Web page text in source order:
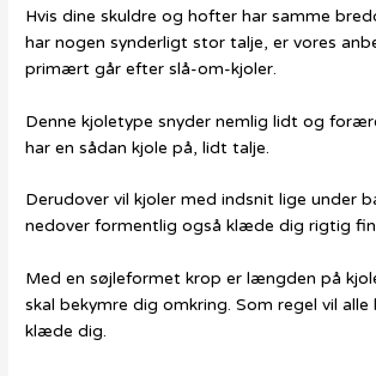
Hvis dine skuldre og hofter har samme
har nogen synderligt stor talje, er vores
primært går efter slå-om-kjoler.
Denne kjoletype snyder nemlig lidt og
har en sådan kjole på, lidt talje.
Derudover vil kjoler med indsnit lige under
nedover formentlig også klæde dig rigtig
Med en søjleformet krop er længden på
skal bekymre dig omkring. Som regel vil
klæde dig.